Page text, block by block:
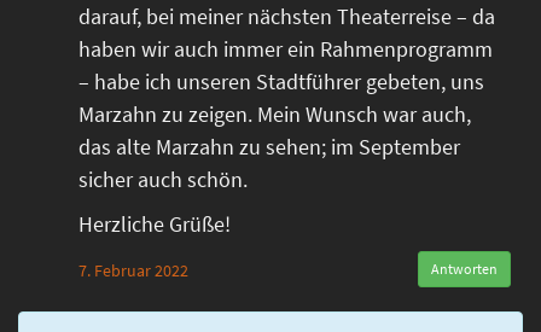
darauf, bei meiner nächsten Theaterreise – da
haben wir auch immer ein Rahmenprogramm
– habe ich unseren Stadtführer gebeten, uns
Marzahn zu zeigen. Mein Wunsch war auch,
das alte Marzahn zu sehen; im September
sicher auch schön.
Herzliche Grüße!
7. Februar 2022 Antworten